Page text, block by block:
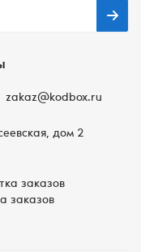
zakaz@kodbox.ru
дом 2
заказов
заказов